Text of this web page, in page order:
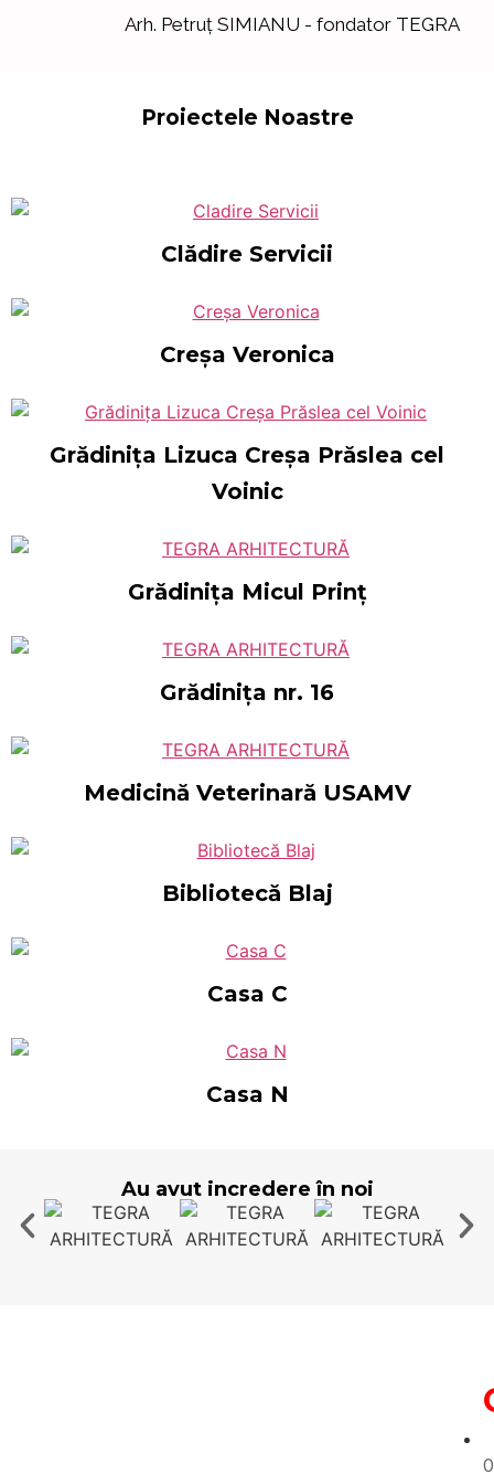
Arh. Petruț SIMIANU - fondator TEGRA
Proiectele Noastre
Clădire Servicii
Creșa Veronica
Grădinița Lizuca Creșa Prăslea cel
Voinic
Grădinița Micul Prinț
Grădinița nr. 16
Medicină Veterinară USAMV
Bibliotecă Blaj
Casa C
Casa N
Au avut incredere în noi